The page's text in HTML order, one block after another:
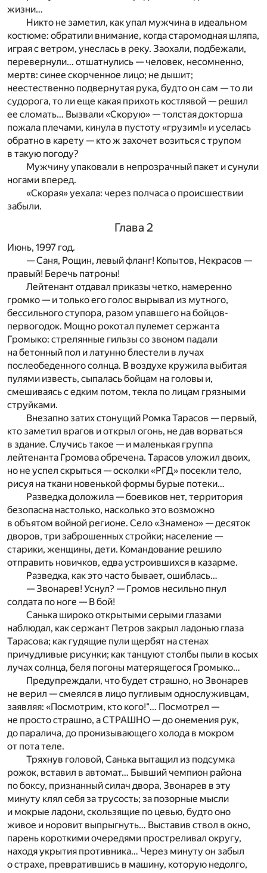
жизни…
Никто не заметил, как упал мужчина в идеальном
костюме: обратили внимание, когда старомодная шляпа,
играя с ветром, унеслась в реку. Заохали, подбежали,
перевернули… отшатнулись — человек, несомненно,
мертв: синее скорченное лицо; не дышит;
неестественно подвернутая рука, будто он сам — то ли
судорога, то ли еще какая прихоть костлявой — решил
ее сломать… Вызвали «Скорую» — толстая докторша
пожала плечами, кинула в пустоту «грузим!» и уселась
обратно в карету — кто ж захочет возиться с трупом
в такую погоду?
Мужчину упаковали в непрозрачный пакет и сунули
ногами вперед.
«Скорая» уехала: через полчаса о происшествии
забыли.
Глава 2
Июнь, 1997 год.
— Саня, Рощин, левый фланг! Копытов, Некрасов —
правый! Беречь патроны!
Лейтенант отдавал приказы четко, намеренно
громко — и только его голос вырывал из мутного,
бессильного ступора, разом упавшего на бойцов-
первогодок. Мощно рокотал пулемет сержанта
Громыко: стрелянные гильзы со звоном падали
на бетонный пол и латунно блестели в лучах
послеобеденного солнца. В воздухе кружила выбитая
пулями известь, сыпалась бойцам на головы и,
смешиваясь с едким потом, текла по лицам грязными
струйками.
Внезапно затих стонущий Ромка Тарасов — первый,
кто заметил врагов и открыл огонь, не дав ворваться
в здание. Случись такое — и маленькая группа
лейтенанта Громова обречена. Тарасов уложил двоих,
но не успел скрыться — осколки «РГД» посекли тело,
рисуя на ткани новенькой формы бурые потеки…
Разведка доложила — боевиков нет, территория
безопасна настолько, насколько это возможно
в объятом войной регионе. Село «Знамено» — десяток
дворов, три заброшенных стройки; население —
старики, женщины, дети. Командование решило
отправить новичков, едва устроившихся в казарме.
Разведка, как это часто бывает, ошиблась…
— Звонарев! Уснул? — Громов несильно пнул
солдата по ноге — В бой!
Санька широко открытыми серыми глазами
наблюдал, как сержант Петров закрыл ладонью глаза
Тарасова; как гудящие пули щербят на стенах
причудливые рисунки; как танцуют столбы пыли в косых
лучах солнца, беля погоны матерящегося Громыко…
Предупреждали, что будет страшно, но Звонарев
не верил — смеялся в лицо пугливым однослуживцам,
заявляя: «Посмотрим, кто кого!"… Посмотрел —
не просто страшно, а СТРАШНО — до онемения рук,
до паралича, до пронизывающего холода в мокром
от пота теле.
Тряхнув головой, Санька вытащил из подсумка
рожок, вставил в автомат… Бывший чемпион района
по боксу, признанный силач двора, Звонарев в эту
минуту клял себя за трусость; за позорные мысли
и мокрые ладони, скользящие по цевью, будто оно
живое и норовит выпрыгнуть… Выставив ствол в окно,
парень короткими очередями простреливал округу,
находя укрытия противника… Через минуту он забыл
о страхе, превратившись в машину, которую недолго,